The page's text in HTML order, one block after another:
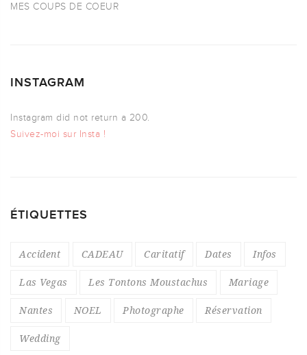
MES COUPS DE COEUR
INSTAGRAM
Instagram did not return a 200.
Suivez-moi sur Insta !
ÉTIQUETTES
Accident CADEAU Caritatif Dates Infos
Las Vegas Les Tontons Moustachus Mariage
Nantes NOEL Photographe Réservation
Wedding